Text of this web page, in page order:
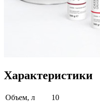
Характеристики
Объем, л
10